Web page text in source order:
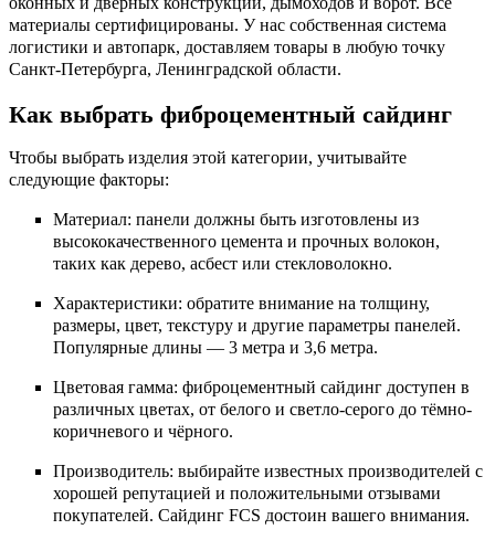
материалы сертифицированы. У нас собственная система
логистики и автопарк, доставляем товары в любую точку
Санкт-Петербурга, Ленинградской области.
Как выбрать фиброцементный сайдинг
Чтобы выбрать изделия этой категории, учитывайте
следующие факторы:
Материал: панели должны быть изготовлены из
высококачественного цемента и прочных волокон,
таких как дерево, асбест или стекловолокно.
Характеристики: обратите внимание на толщину,
размеры, цвет, текстуру и другие параметры панелей.
Популярные длины — 3 метра и 3,6 метра.
Цветовая гамма: фиброцементный сайдинг доступен в
различных цветах, от белого и светло-серого до тёмно-
коричневого и чёрного.
Производитель: выбирайте известных производителей с
хорошей репутацией и положительными отзывами
покупателей. Сайдинг FCS достоин вашего внимания.